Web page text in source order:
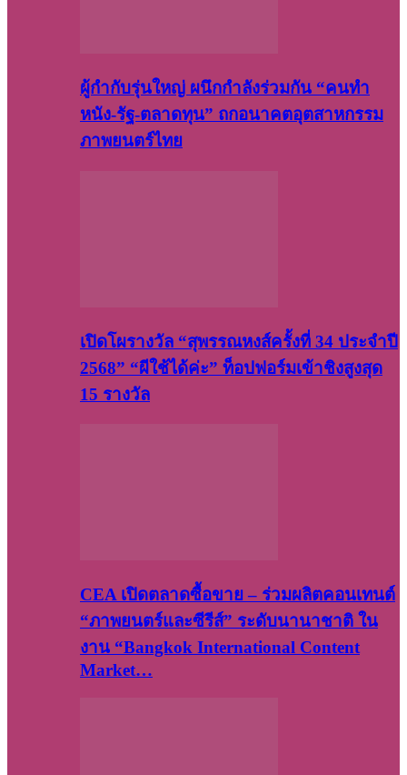
ผู้กำกับรุ่นใหญ่ ผนึกกำลังร่วมกัน “คนทำ
หนัง-รัฐ-ตลาดทุน” ถกอนาคตอุตสาหกรรม
ภาพยนตร์ไทย
เปิดโผรางวัล “สุพรรณหงส์ครั้งที่ 34 ประจำปี
2568” “ผีใช้ได้ค่ะ” ท็อปฟอร์มเข้าชิงสูงสุด
15 รางวัล
CEA เปิดตลาดซื้อขาย – ร่วมผลิตคอนเทนต์
“ภาพยนตร์และซีรีส์” ระดับนานาชาติ ใน
งาน “Bangkok International Content
Market…